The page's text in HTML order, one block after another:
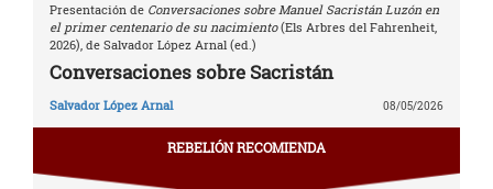
Presentación de Conversaciones sobre Manuel Sacristán Luzón en
el primer centenario de su nacimiento(Els Arbres del Fahrenheit,
2026), de Salvador López Arnal (ed.)
Conversaciones sobre Sacristán
Salvador López Arnal 08/05/2026
REBELIÓN RECOMIENDA